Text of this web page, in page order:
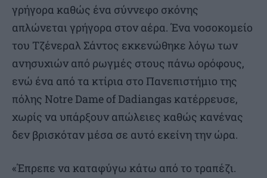
γρήγορα καθώς ένα σύννεφο σκόνης
απλώνεται γρήγορα στον αέρα. Ένα νοσοκομείο
του Τζένεραλ Σάντος εκκενώθηκε λόγω των
ανησυχιών από ρωγμές στους πάνω ορόφους,
ενώ ένα από τα κτίρια στο Πανεπιστήμιο της
πόλης Notre Dame of Dadiangas κατέρρευσε,
χωρίς να υπάρξουν απώλειες καθώς κανένας
δεν βρισκόταν μέσα σε αυτό εκείνη την ώρα.
«Έπρεπε να καταφύγω κάτω από το τραπέζι.